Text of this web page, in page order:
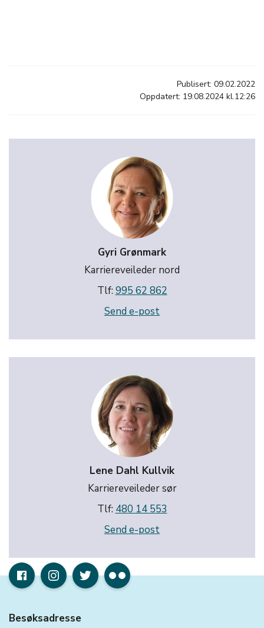
Publisert: 09.02.2022
Oppdatert: 19.08.2024 kl.12:26
Gyri Grønmark
Karriereveileder nord
Tlf: 995 62 862
Send e-post
Lene Dahl Kullvik
Karriereveileder sør
Tlf: 480 14 553
Send e-post
Besøksadresse